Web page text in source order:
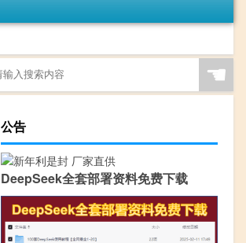
☚
公告
DeepSeek全套部署资料免费下载